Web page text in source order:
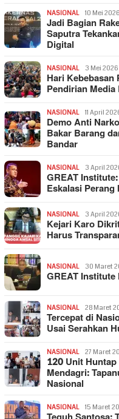
NASIONAL 10 Mei 2026
Jadi Bagian
Saputra
Digital
NASIONAL 3 Mei 2026
Hari Kebebasan
Pendirian
NASIONAL 11 April
Demo Anti
Bakar Barang
Bandar
NASIONAL 3 April
GREAT
Eskalasi
NASIONAL 3 April
Kejari Karo
Harus
NASIONAL 30 Maret
GREAT Institute
NASIONAL 28 Maret
Tercepat di
Usai Serahkan
NASIONAL 27 Maret
120 Unit
Mendagri:
Nasional
NASIONAL 15 Maret